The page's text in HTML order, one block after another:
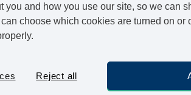
übertragen werden.
bei Männern und zu Zervizitis bei
you and how you use our site, so we can
choose which cookies are turned on or
Reject all